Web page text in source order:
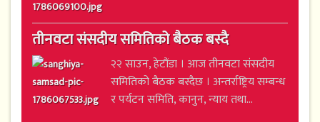
तीनवटा संसदीय समितिको बैठक बस्दै
२२ साउन, हेटौंडा । आज तीनवटा संसदीय
समितिको बैठक बस्दैछ । अन्तर्राष्ट्रिय सम्बन्ध
र पर्यटन समिति, कानुन, न्याय तथा...